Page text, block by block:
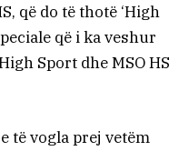
që do të thotë ‘High
që i ka veshur
Sport dhe MSO HS
të vogla prej vetëm